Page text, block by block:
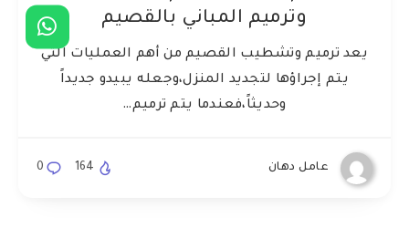
وترميم المباني بالقصيم
يعد ترميم وتشطيب القصيم من أهم العمليات التي
يتم إجراؤها لتجديد المنزل،وجعله يبيدو جديداً
وحديثاً،فعندما يتم ترميم…
عامل دهان 0 164